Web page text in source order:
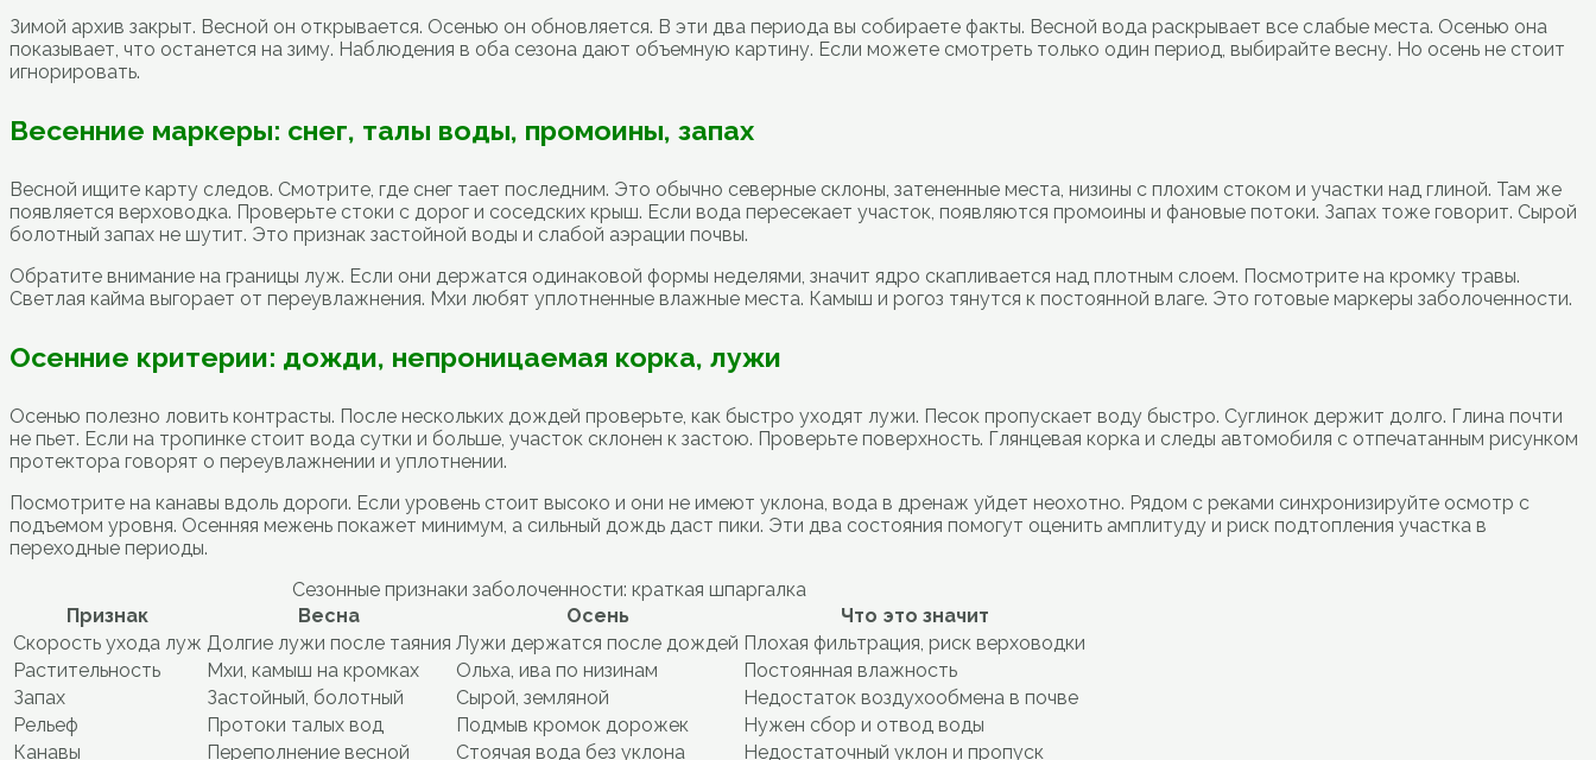
Зимой архив закрыт. Весной он открывается. Осенью он обновляется. В эти два периода вы собираете факты. Весной вода раскрывает все слабые места. Осенью она
показывает, что останется на зиму. Наблюдения в оба сезона дают объемную картину. Если можете смотреть только один период, выбирайте весну. Но осень не стоит
игнорировать.
Весенние маркеры: снег, талы воды, промоины, запах
Весной ищите карту следов. Смотрите, где снег тает последним. Это обычно северные склоны, затененные места, низины с плохим стоком и участки над глиной. Там же
появляется верховодка. Проверьте стоки с дорог и соседских крыш. Если вода пересекает участок, появляются промоины и фановые потоки. Запах тоже говорит. Сырой
болотный запах не шутит. Это признак застойной воды и слабой аэрации почвы.
Обратите внимание на границы луж. Если они держатся одинаковой формы неделями, значит ядро скапливается над плотным слоем. Посмотрите на кромку травы.
Светлая кайма выгорает от переувлажнения. Мхи любят уплотненные влажные места. Камыш и рогоз тянутся к постоянной влаге. Это готовые маркеры заболоченности.
Осенние критерии: дожди, непроницаемая корка, лужи
Осенью полезно ловить контрасты. После нескольких дождей проверьте, как быстро уходят лужи. Песок пропускает воду быстро. Суглинок держит долго. Глина почти
не пьет. Если на тропинке стоит вода сутки и больше, участок склонен к застою. Проверьте поверхность. Глянцевая корка и следы автомобиля с отпечатанным рисунком
протектора говорят о переувлажнении и уплотнении.
Посмотрите на канавы вдоль дороги. Если уровень стоит высоко и они не имеют уклона, вода в дренаж уйдет неохотно. Рядом с реками синхронизируйте осмотр с
подъемом уровня. Осенняя межень покажет минимум, а сильный дождь даст пики. Эти два состояния помогут оценить амплитуду и риск подтопления участка в
переходные периоды.
Сезонные признаки заболоченности: краткая шпаргалка
Признак
Весна Осень
Что это значит
Скорость ухода луж Долгие лужи после таяния Лужи держатся после дождей Плохая фильтрация, риск верховодки
Растительность
Мхи, камыш на кромках Ольха, ива по низинам
Постоянная влажность
Запах
Застойный, болотный Сырой, земляной
Недостаток воздухообмена в почве
Рельеф
Протоки талых вод Подмыв кромок дорожек
Нужен сбор и отвод воды
Канавы
Переполнение весной Стоячая вода без уклона Недостаточный уклон и пропуск